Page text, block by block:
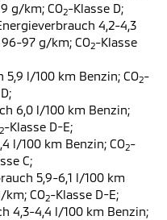
g/km; CO2-Klasse D;
4,2-4,3
97 g/km; CO2-Klasse
5,9 l/100 km Benzin; CO2-
6,0 l/100 km Benzin;
2-Klasse D-E;
l/100 km Benzin; CO2-
C;
5,9-6,1 l/100 km
km; CO2-Klasse D-E;
4,3-4,4 l/100 km Benzin;